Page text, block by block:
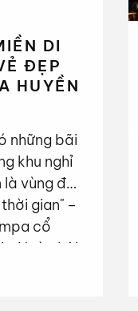
DI
ĐẸP
HUYỀN
những bãi
khu nghỉ
vùng đất
gian" –
cổ
Ngày hội
thứ VI